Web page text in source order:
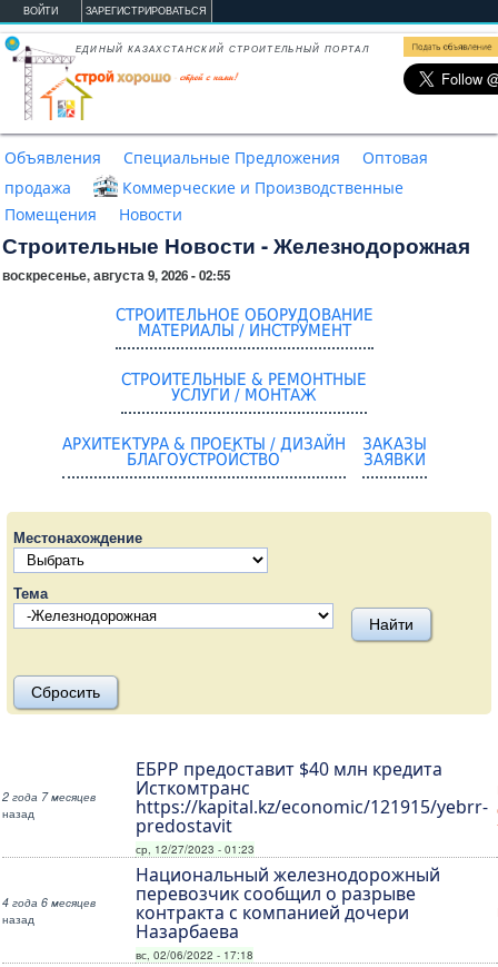
Перейти к основному содержанию
ВОЙТИ ЗАРЕГИСТРИРОВАТЬСЯ
ЕДИНЫЙ КАЗАХСТАНСКИЙ СТРОИТЕЛЬНЫЙ ПОРТАЛ
Объявления Специальные Предложения
Оптовая
продажа
Коммерческие и Производственные
Помещения
Новости
Строительные Новости - Железнодорожная
воскресенье, августа 9, 2026 - 02:55
СТРОИТЕЛЬНОЕ ОБОРУДОВАНИЕ
МАТЕРИАЛЫ / ИНСТРУМЕНТ
СТРОИТЕЛЬНЫЕ & РЕМОНТНЫЕ
УСЛУГИ / МОНТАЖ
АРХИТЕКТУРА & ПРОЕКТЫ / ДИЗАЙН
БЛАГОУСТРОЙСТВО
ЗАКАЗЫ
ЗАЯВКИ
Местонахождение
Тема
2 года 7 месяцев
назад
ЕБРР предоставит $40 млн кредита
Исткомтранс
https://kapital.kz/economic/121915/yebrr-
predostavit
ср, 12/27/2023 - 01:23
4 года 6 месяцев
назад
Национальный железнодорожный
перевозчик сообщил о разрыве
контракта с компанией дочери
Назарбаева
вс, 02/06/2022 - 17:18